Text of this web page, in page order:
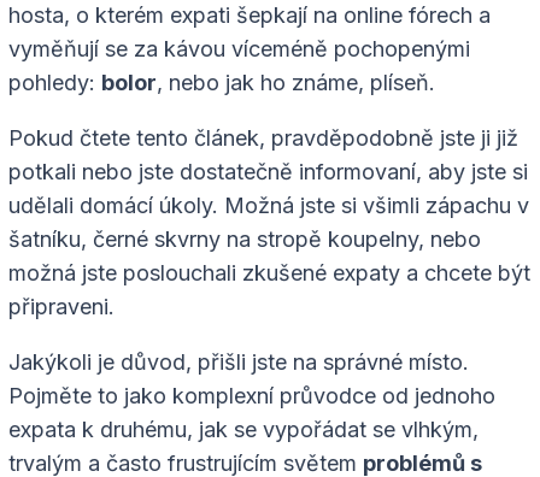
hosta, o kterém expati šepkají na online fórech a
vyměňují se za kávou víceméně pochopenými
pohledy: bolor, nebo jak ho známe, plíseň.
Pokud čtete tento článek, pravděpodobně jste ji již
potkali nebo jste dostatečně informovaní, aby jste si
udělali domácí úkoly. Možná jste si všimli zápachu v
šatníku, černé skvrny na stropě koupelny, nebo
možná jste poslouchali zkušené expaty a chcete být
připraveni.
Jakýkoli je důvod, přišli jste na správné místo.
Pojměte to jako komplexní průvodce od jednoho
expata k druhému, jak se vypořádat se vlhkým,
trvalým a často frustrujícím světem problémů s